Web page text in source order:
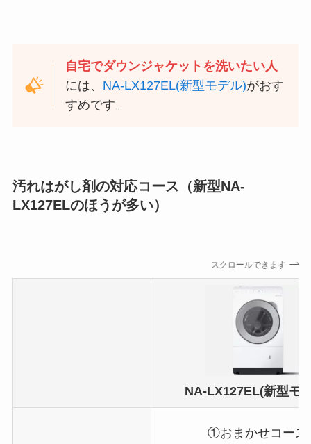
自宅でダウンジャケットを洗いたい人
には、 NA-LX127EL(新型モデル)がおす
すめです。
汚れはがし剤の対応コース（新型NA-
LX127ELのほうが多い）
スクロールできます
NA-LX127EL(新型モ
①おまかせコース